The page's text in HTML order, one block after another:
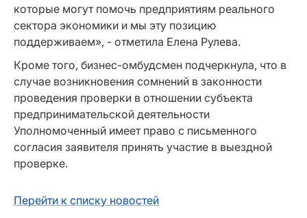
которые могут помочь предприятиям реального
сектора экономики и мы эту позицию
поддерживаем», - отметила Елена Рулева.
Кроме того, бизнес-омбудсмен подчеркнула, что в
случае возникновения сомнений в законности
проведения проверки в отношении субъекта
предпринимательской деятельности
Уполномоченный имеет право с письменного
согласия заявителя принять участие в выездной
проверке.
Перейти к списку новостей